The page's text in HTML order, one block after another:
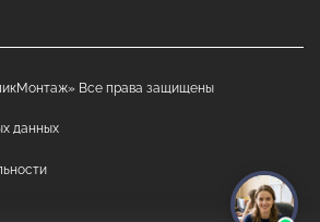
Все права защищены
данных